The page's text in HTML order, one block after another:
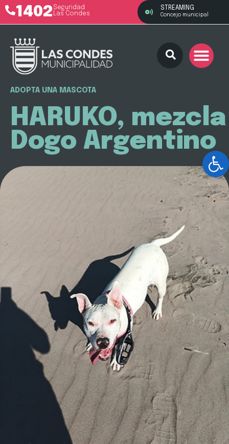
1402 Seguridad
Las Condes
STREAMING
Concejo municipal
ADOPTA UNA MASCOTA
HARUKO, mezcla
Dogo Argentino